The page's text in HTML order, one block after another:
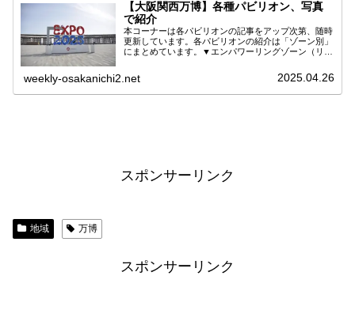
【大阪関西万博】各種パビリオン、写真
で紹介
本コーナーは各パビリオンの記事をアップ次第、随時
更新しています。各パビリオンの紹介は「ゾーン別」
にまとめています。▼エンパワーリングゾーン（リン
ピン館関連記事へグルメへアイルランド館関連記事
へ...
weekly-osakanichi2.net 2025.04.26
スポンサーリンク
地域 万博
スポンサーリンク